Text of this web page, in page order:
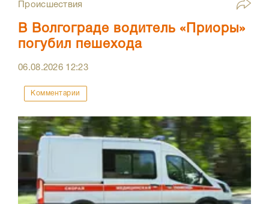
Происшествия
В Волгограде водитель «Приоры»
погубил пешехода
06.08.2026 12:23
Комментарии